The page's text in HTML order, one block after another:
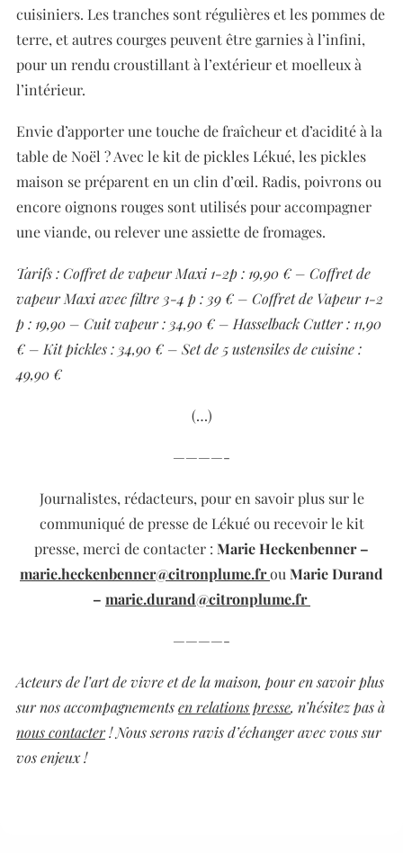
cuisiniers. Les tranches sont régulières et les pommes de
terre, et autres courges peuvent être garnies à l’infini,
pour un rendu croustillant à l’extérieur et moelleux à
l’intérieur.
Envie d’apporter une touche de fraîcheur et d’acidité à la
table de Noël ? Avec le kit de pickles Lékué, les pickles
maison se préparent en un clin d’œil. Radis, poivrons ou
encore oignons rouges sont utilisés pour accompagner
une viande, ou relever une assiette de fromages.
Tarifs :Coffret de vapeur Maxi 1-2p : 19,90 € – Coffret de
vapeur Maxi avec filtre 3-4 p : 39 € – Coffret de Vapeur 1-2
p : 19,90 – Cuit vapeur : 34,90 € – Hasselback Cutter : 11,90
€ – Kit pickles : 34,90 € – Set de 5 ustensiles de cuisine :
49,90 €
(…)
————-
Journalistes, rédacteurs, pour en savoir plus sur le
communiqué de presse de Lékué ou recevoir le kit
presse, merci de contacter : Marie Heckenbenner –
marie.heckenbenner@citronplume.frou Marie Durand
– marie.durand@citronplume.fr
————-
Acteurs de l’art de vivre et de la maison, pour en savoir plus
sur nos accompagnementsen relations presse, n’hésitez pas à
nous contacter! Nous serons ravis d’échanger avec vous sur
vos enjeux !